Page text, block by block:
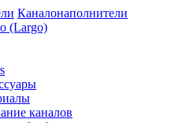
Каналонаполнители
(Largo)
каналов